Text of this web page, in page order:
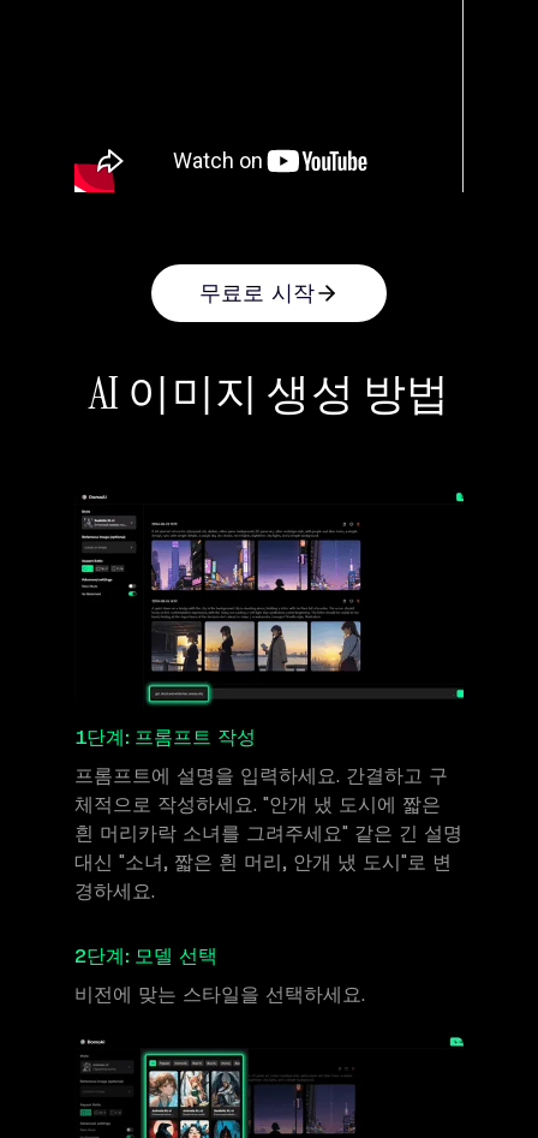
무료로 시작
AI 이미지 생성 방법
1단계: 프롬프트 작성
프롬프트에 설명을 입력하세요. 간결하고 구
체적으로 작성하세요. "안개 냈 도시에 짧은
흰 머리카락 소녀를 그려주세요" 같은 긴 설명
대신 "소녀, 짧은 흰 머리, 안개 냈 도시"로 변
경하세요.
2단계: 모델 선택
비전에 맞는 스타일을 선택하세요.